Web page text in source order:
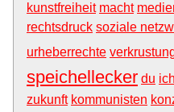
kunstfreiheit macht
rechtsdruck soziale
urheberrechte
speichellecker du ich
zukunft kommunisten